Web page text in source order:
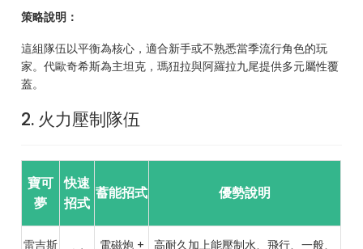
策略說明：
這組隊伍以平衡為核心，適合新手或不熟悉當季流行角色的玩
家。代歐奇希斯為主坦克，瑪狃拉與阿羅拉九尾提供多元屬性覆
蓋。
2. 火力壓制隊伍
寶可
夢
快速
招式
蓄能招式 優勢說明
雷吉斯
電磁炮 +
高耐久加上能壓制水、飛行、一般、